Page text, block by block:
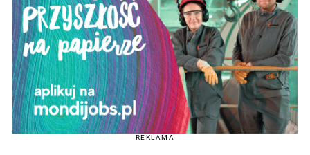
REKLAMA